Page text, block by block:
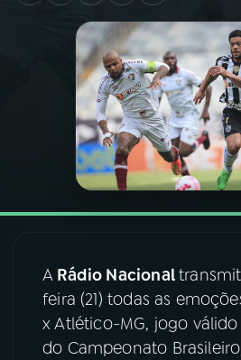
A RÁDIO
PROGRAMAÇÃO
PROGRAMAS
PODCASTS
06VIDEOCASTS
07ÚLTIMAS
A Rádio Nacional
feira (21) todas as
x Atlético-MG, jogo válido
do Campeonato